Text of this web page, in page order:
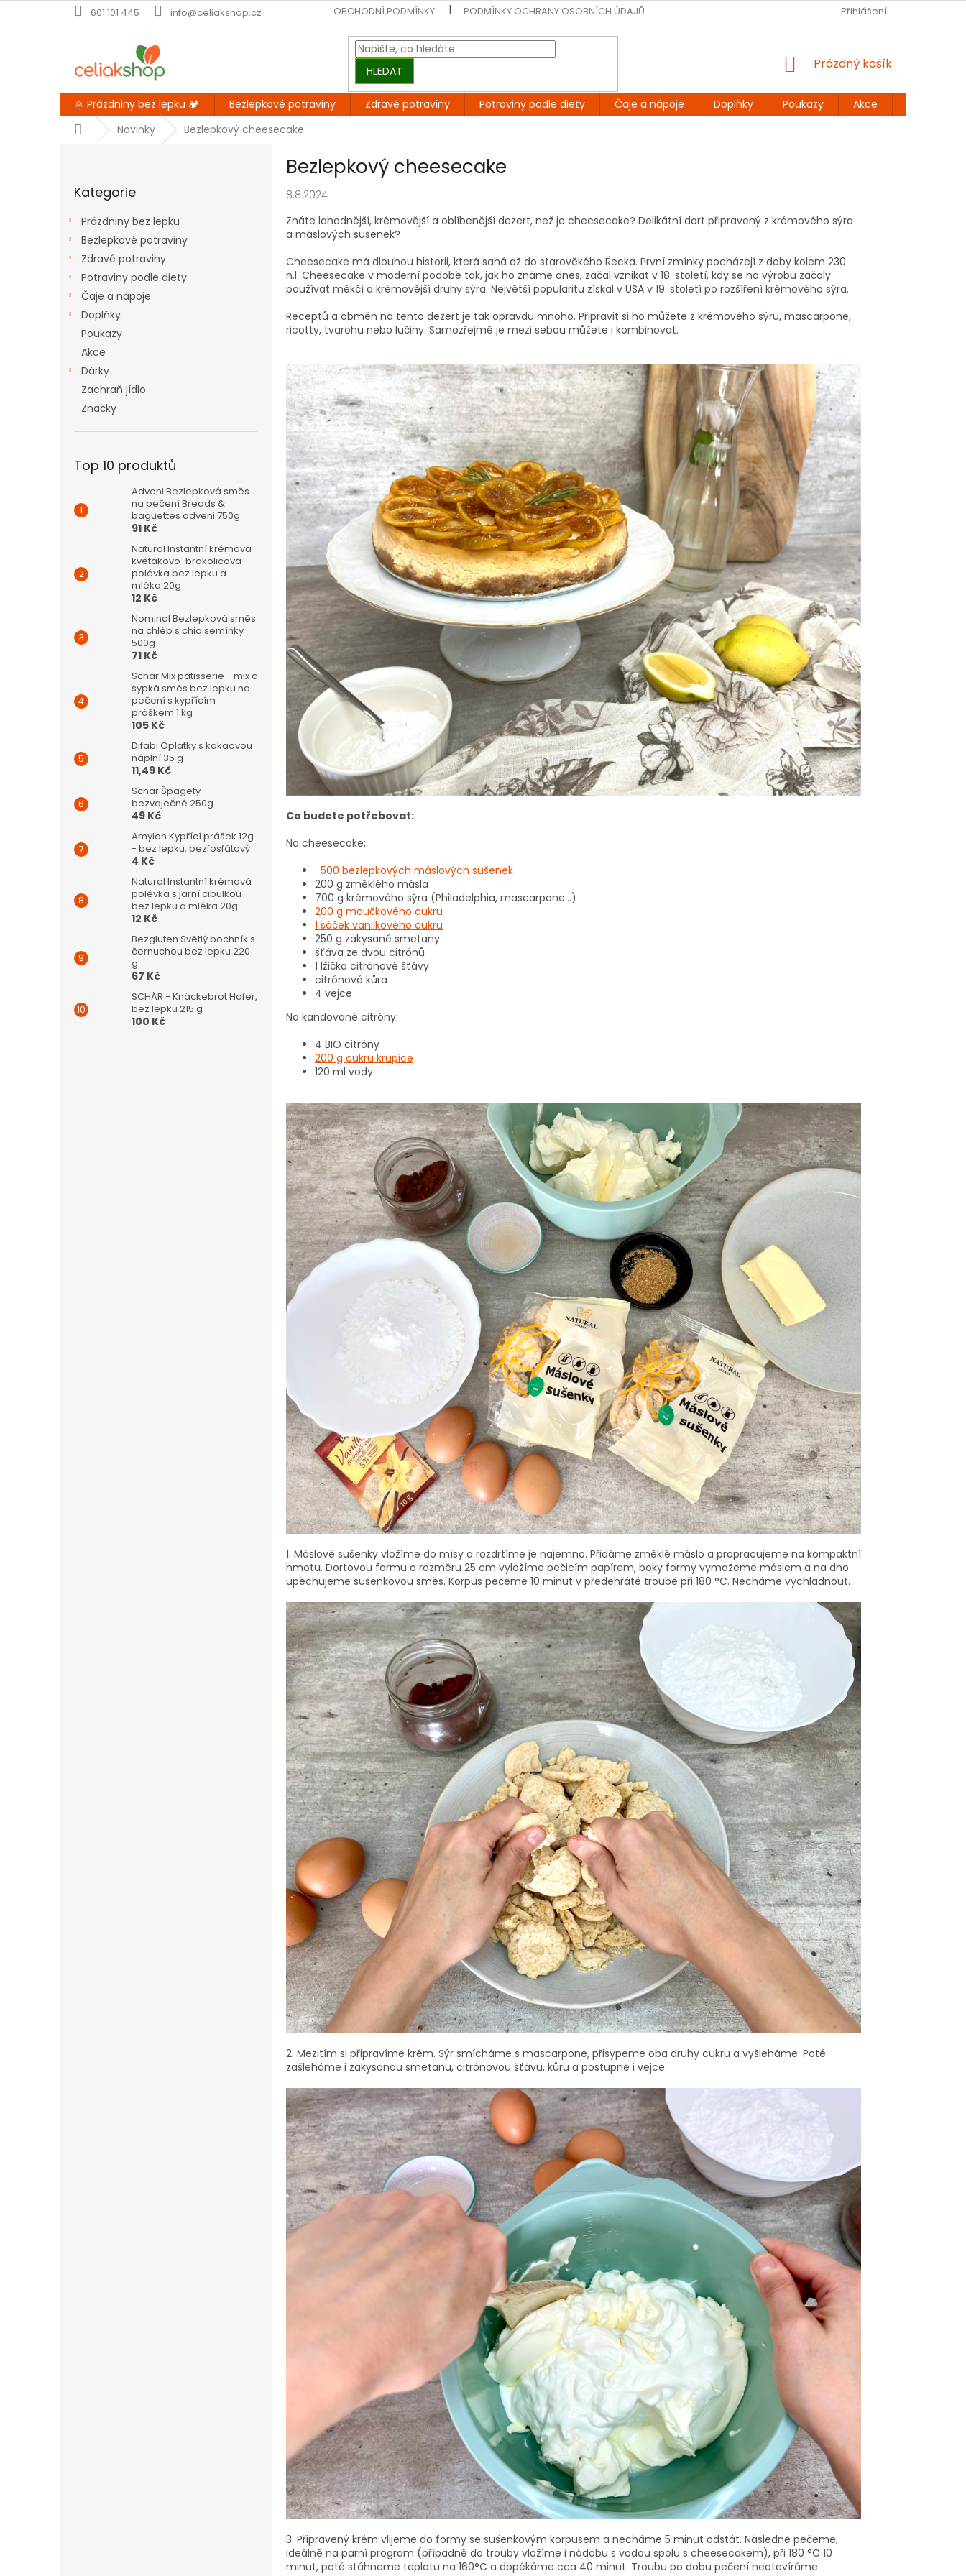
na
601 101 445 info@celiakshop.cz OBCHODNÍ PODMÍNKY PODMÍNKY OCHRANY OSOBNÍCH ÚDAJŮ KONTAKT DOPRAVA A PLATBA
Přihlášení
HLEDAT
NÁKUPNÍ
Prázdný košík
🌞 Prázdniny bez lepku 🏕️ Bezlepkové potraviny Zdravé potraviny Potraviny podle diety Čaje a nápoje Doplňky Poukazy Akce
DomůNovinky Bezlepkový cheesecake
kategorie
Kategorie
Prázdniny bez lepku
Bezlepkové potraviny
Zdravé potraviny
Potraviny podle diety
Čaje a nápoje
Doplňky
Poukazy
Akce
Dárky
Zachraň jídlo
Značky
Top 10 produktů
Adveni Bezlepková směs
na pečení Breads &
baguettes adveni 750g
91 Kč
Natural Instantní krémová
květákovo-brokolicová
polévka bez lepku a
mléka 20g
12 Kč
Nominal Bezlepková směs
na chléb s chia semínky
500g
71 Kč
Schär Mix pâtisserie - mix c
sypká směs bez lepku na
pečení s kypřícím
práškem 1 kg
105 Kč
Difabi Oplatky s kakaovou
náplní 35 g
11,49 Kč
Schär Špagety
bezvaječné 250g
49 Kč
Amylon Kypřící prášek 12g
- bez lepku, bezfosfátový
4 Kč
Natural Instantní krémová
polévka s jarní cibulkou
bez lepku a mléka 20g
12 Kč
Bezgluten Světlý bochník s
černuchou bez lepku 220
g
67 Kč
SCHÄR - Knäckebrot Hafer,
bez lepku 215 g
100 Kč
Bezlepkový cheesecake
8.8.2024
Znáte lahodnější, krémovější a oblíbenější dezert, než je cheesecake? Delikátní dort připravený z krémového sýra
a máslových sušenek?
Cheesecake má dlouhou historii, která sahá až do starověkého Řecka. První zmínky pocházejí z doby kolem 230
n.l. Cheesecake v moderní podobě tak, jak ho známe dnes, začal vznikat v 18. století, kdy se na výrobu začaly
používat měkčí a krémovější druhy sýra. Největší popularitu získal v USA v 19. století po rozšíření krémového sýra.
Receptů a obměn na tento dezert je tak opravdu mnoho. Připravit si ho můžete z krémového sýru, mascarpone,
ricotty, tvarohu nebo lučiny. Samozřejmě je mezi sebou můžete i kombinovat.
Co budete potřebovat:
Na cheesecake:
500 bezlepkových máslových sušenek
200 g změklého másla
700 g krémového sýra (Philadelphia, mascarpone…)
200 g moučkového cukru
1 sáček vanilkového cukru
250 g zakysané smetany
šťáva ze dvou citrónů
1 lžička citrónové šťávy
citrónová kůra
4 vejce
Na kandované citróny:
4 BIO citróny
200 g cukru krupice
120 ml vody
1. Máslové sušenky vložíme do mísy a rozdrtíme je najemno. Přidáme změklé máslo a propracujeme na kompaktní
hmotu. Dortovou formu o rozměru 25 cm vyložíme pečicím papírem, boky formy vymažeme máslem a na dno
upěchujeme sušenkovou směs. Korpus pečeme 10 minut v předehřáté troubě při 180 °C. Necháme vychladnout.
2. Mezitím si připravíme krém. Sýr smícháme s mascarpone, přisypeme oba druhy cukru a vyšleháme. Poté
zašleháme i zakysanou smetanu, citrónovou šťávu, kůru a postupně i vejce.
3. Připravený krém vlijeme do formy se sušenkovým korpusem a necháme 5 minut odstát. Následně pečeme,
ideálně na parní program (případně do trouby vložíme i nádobu s vodou spolu s cheesecakem), při 180 °C 10
minut, poté stáhneme teplotu na 160°C a dopékáme cca 40 minut. Troubu po dobu pečení neotevíráme.